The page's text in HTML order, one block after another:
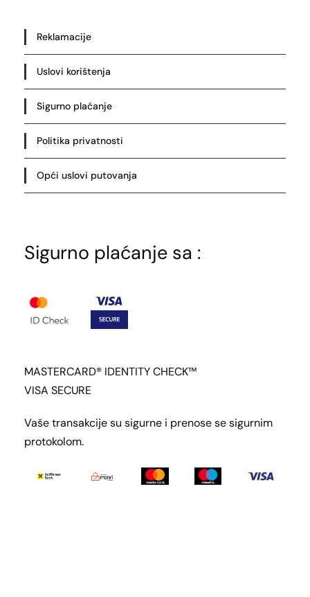
Reklamacije
Uslovi korištenja
Sigurno plaćanje
Politika privatnosti
Opći uslovi putovanja
Sigurno plaćanje sa :
MASTERCARD® IDENTITY CHECK™
VISA SECURE
Vaše transakcije su sigurne i prenose se sigurnim
protokolom.